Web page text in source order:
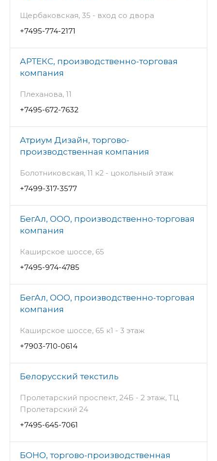
Щербаковская, 35 - вход со двора
+7495-774-2171
АРТЕКС, производственно-торговая
компания
Плеханова, 11
+7495-672-7632
Атриум Дизайн, торгово-
производственная компания
Болотниковская, 11 к2 - цокольный этаж
+7499-317-3577
БегАл, ООО, производственно-торговая
компания
Каширское шоссе, 65
+7495-974-4785
БегАл, ООО, производственно-торговая
компания
Каширское шоссе, 65 к1 - 3 этаж
+7903-710-0614
Белорусский текстиль
Пролетарский проспект, 24Б - 2 этаж, ТЦ
Пролетарский 24
+7495-645-7061
БОНО, торгово-производственная